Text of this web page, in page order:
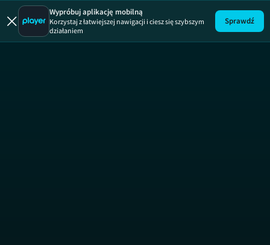
Wypróbuj aplikację mobilną
Korzystaj z łatwiejszej nawigacji i ciesz się szybszym
działaniem
Sprawdź